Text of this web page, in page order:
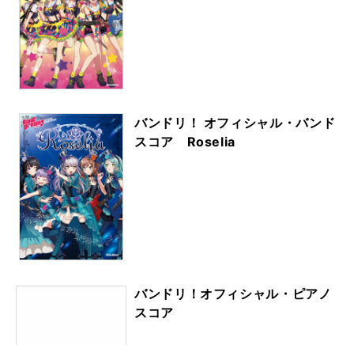
バンドリ！ オフィシャル・バンド
スコア Roselia
バンドリ！オフィシャル・ピアノ
スコア